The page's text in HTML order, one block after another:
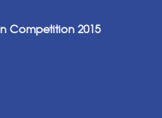
Competition 2015